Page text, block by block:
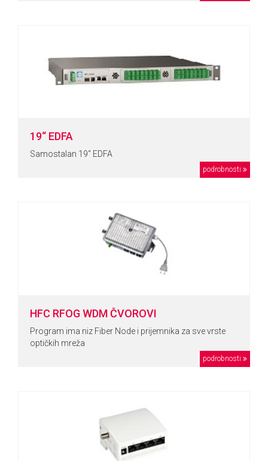
19“ EDFA
Samostalan 19“ EDFA
podrobnosti
HFC RFOG WDM ČVOROVI
Program ima niz Fiber Node i prijemnika za sve vrste
optičkih mreža
podrobnosti